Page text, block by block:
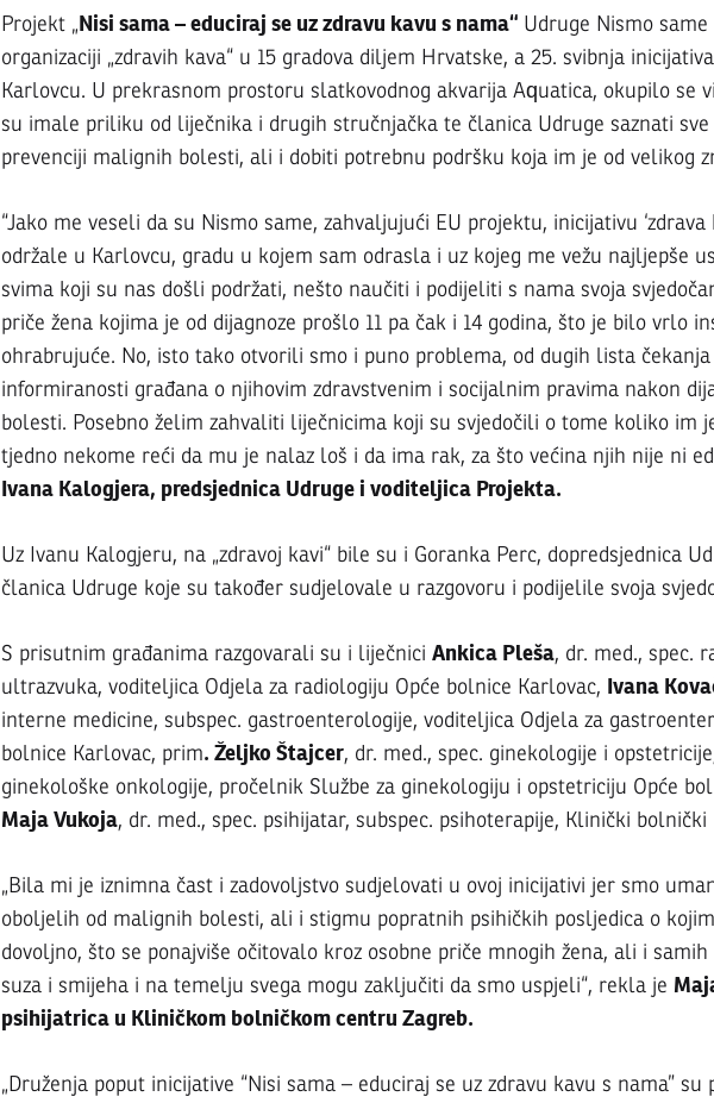
Inicijativa
‘zdrava
kava
s
doktorima’
održana
i
u
Karlovcu
26.
SVIBNJA
2022.
Projekt „Nisi sama – educiraj se uz zdravu kavu s nama“ Udruge Nismo
organizaciji „zdravih kava“ u 15 gradova diljem Hrvatske, a 25. svibnja
Karlovcu. U prekrasnom prostoru slatkovodnog akvarija Aquatica, okupilo se
su imale priliku od liječnika i drugih stručnjačka te članica Udruge saznati
prevenciji malignih bolesti, ali i dobiti potrebnu podršku koja im je od velikog
“Jako me veseli da su Nismo same, zahvaljujući EU projektu, inicijativu ‘zdrava
održale u Karlovcu, gradu u kojem sam odrasla i uz kojeg me vežu najljepše
svima koji su nas došli podržati, nešto naučiti i podijeliti s nama svoja
priče žena kojima je od dijagnoze prošlo 11 pa čak i 14 godina, što je bilo vrlo
ohrabrujuće. No, isto tako otvorili smo i puno problema, od dugih lista
informiranosti građana o njihovim zdravstvenim i socijalnim pravima nakon
bolesti. Posebno želim zahvaliti liječnicima koji su svjedočili o tome koliko im
tjedno nekome reći da mu je nalaz loš i da ima rak, za što većina njih nije ni
Ivana Kalogjera, predsjednica Udruge i voditeljica Projekta.
Uz Ivanu Kalogjeru, na „zdravoj kavi“ bile su i Goranka Perc, dopredsjednica
članica Udruge koje su također sudjelovale u razgovoru i podijelile svoja
S prisutnim građanima razgovarali su i liječnici Ankica Pleša, dr. med., spec.
ultrazvuka, voditeljica Odjela za radiologiju Opće bolnice Karlovac, Ivana
interne medicine, subspec. gastroenterologije, voditeljica Odjela za
bolnice Karlovac, prim. Željko Štajcer, dr. med., spec. ginekologije i
ginekološke onkologije, pročelnik Službe za ginekologiju i opstetriciju Opće
Maja Vukoja, dr. med., spec. psihijatar, subspec. psihoterapije, Klinički
„Bila mi je iznimna čast i zadovoljstvo sudjelovati u ovoj inicijativi jer smo
oboljelih od malignih bolesti, ali i stigmu popratnih psihičkih posljedica o
dovoljno, što se ponajviše očitovalo kroz osobne priče mnogih žena, ali i
suza i smijeha i na temelju svega mogu zaključiti da smo uspjeli“, rekla je
psihijatrica u Kliničkom bolničkom centru Zagreb.
„Druženja poput inicijative “Nisi sama – educiraj se uz zdravu kavu s nama”